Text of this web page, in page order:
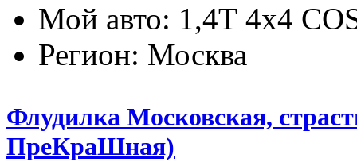
Мой авто: 1,4Т 4х4
Регион: Москва
Флудилка Московская,
ПреКраШная)